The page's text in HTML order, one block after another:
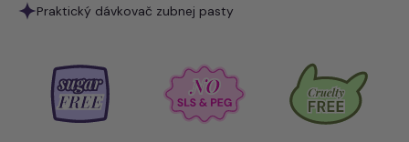
Praktický dávkovač zubnej pasty